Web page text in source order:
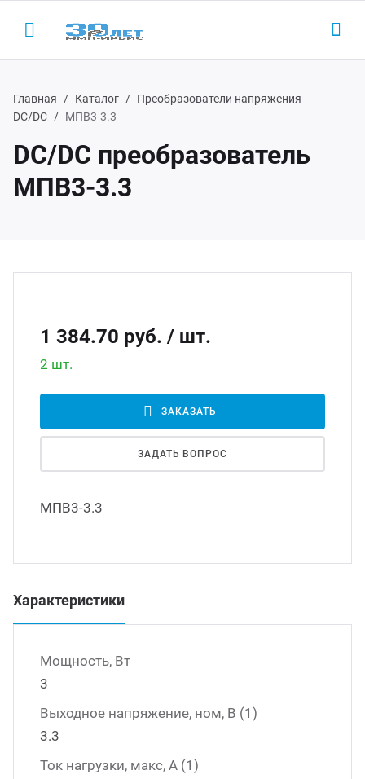
Назад
ООО "ИРБИС-5"
модули питания
DC преобразователи
AC инверторы
преобразователи
Назад
Главная Каталог
Преобразователи напряжения
DC/DC
МПВ3-3.3
DC/DC преобразователь
МПВ3-3.3
1 384.70 руб. / шт.
2 шт.
ЗАКАЗАТЬ
ЗАДАТЬ ВОПРОС
МПВ3-3.3
Характеристики
Мощность, Вт
3
Выходное напряжение, ном, В (1)
3.3
Ток нагрузки, макс, А (1)